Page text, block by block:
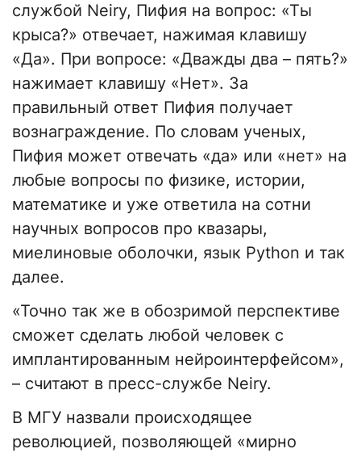
службой Neiry, Пифия на вопрос: «Ты
крыса?» отвечает, нажимая клавишу
«Да». При вопросе: «Дважды два – пять?»
нажимает клавишу «Нет». За
правильный ответ Пифия получает
вознаграждение. По словам ученых,
Пифия может отвечать «да» или «нет» на
любые вопросы по физике, истории,
математике и уже ответила на сотни
научных вопросов про квазары,
миелиновые оболочки, язык Python и так
далее.
«Точно так же в обозримой перспективе
сможет сделать любой человек с
имплантированным нейроинтерфейсом»,
– считают в пресс-службе Neiry.
В МГУ назвали происходящее
революцией, позволяющей «мирно